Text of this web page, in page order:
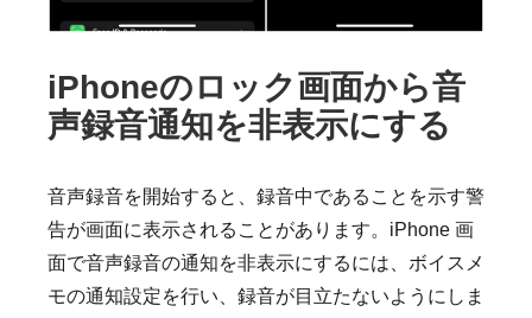
iPhoneのロック画面から音
声録音通知を非表示にする
音声録音を開始すると、録音中であることを示す警
告が画面に表示されることがあります。iPhone 画
面で音声録音の通知を非表示にするには、ボイスメ
モの通知設定を行い、録音が目立たないようにしま